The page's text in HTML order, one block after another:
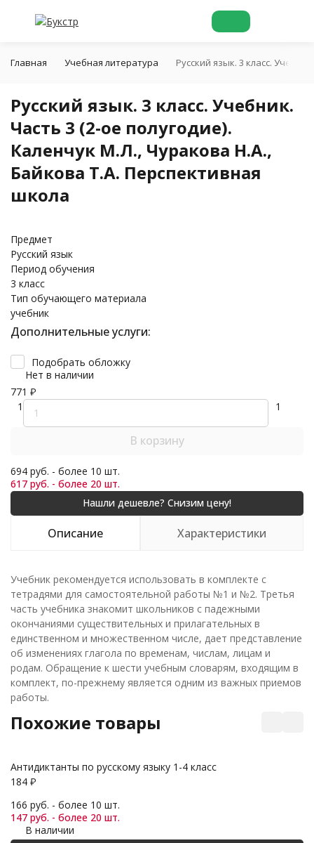
Главная Учебная литература Русский язык. 3 класс.
Русский язык. 3 класс. Учебник.
Часть 3 (2-ое полугодие).
Каленчук М.Л., Чуракова Н.А.,
Байкова Т.А. Перспективная
школа
Предмет
Русский язык
Период обучения
3 класс
Тип обучающего материала
учебник
Дополнительные услуги:
Подобрать обложку
Нет в наличии
771 ₽
1
1
В корзину
694 руб. - более 10 шт.
617 руб. - более 20 шт.
Описание Характеристики
Учебник рекомендуется использовать в комплекте с
тетрадями для самостоятельной работы №1 и №2. Третья
часть учебника знакомит школьников с падежными
окончаниями существительных и прилагательных в
единственном и множественном числе, дает представление
об изменениях глагола по временам, числам, лицам и
родам. Обращение к шести учебным словарям, входящим в
комплект, по-прежнему является одним из важных приемов
работы.
Похожие товары
Антидиктанты по русскому языку 1-4 класс
184 ₽
166 руб. - более 10 шт.
147 руб. - более 20 шт.
В наличии